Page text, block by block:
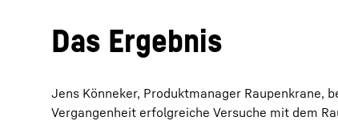
Das Ergebnis
Jens Könneker, Produktmanager Raupenkrane,
Vergangenheit erfolgreiche Versuche mit dem